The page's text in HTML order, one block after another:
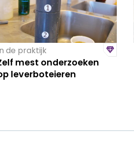
de praktijk
mest onderzoeken
leverboteieren